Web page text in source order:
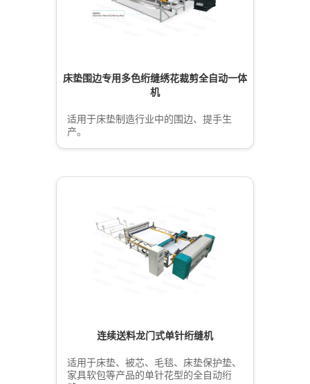
床垫围边专用多色绗缝绣花裁剪全自动一体
机
适用于床垫制造行业中的围边、提手生
产。
连续送料龙门式单针绗缝机
适用于床垫、被芯、毛毯、床垫保护垫、
家具软包等产品的单针花型的全自动绗